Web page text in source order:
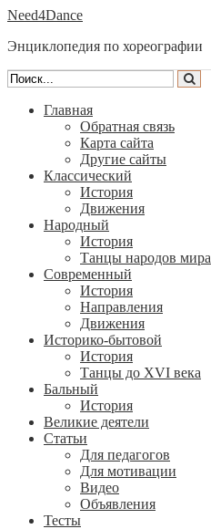
Need4Dance
Энциклопедия по хореографии
Главная
Обратная связь
Карта сайта
Другие сайты
Классический
История
Движения
Народный
История
Танцы народов мира
Современный
История
Направления
Движения
Историко-бытовой
История
Танцы до XVI века
Бальный
История
Великие деятели
Статьи
Для педагогов
Для мотивации
Видео
Объявления
Тесты